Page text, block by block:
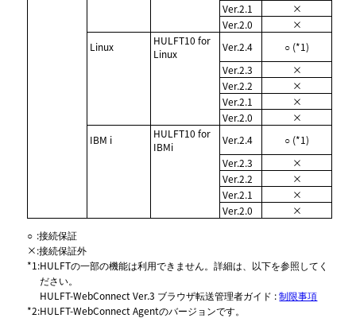
Ver.2.1
×
Ver.2.0
×
Linux
HULFT10 for
Linux
Ver.2.4
○ (*1)
Ver.2.3
×
Ver.2.2
×
Ver.2.1
×
Ver.2.0
×
IBM i
HULFT10 for
IBMi
Ver.2.4
○ (*1)
Ver.2.3
×
Ver.2.2
×
Ver.2.1
×
Ver.2.0
×
○ :接続保証
×:接続保証外
*1:HULFTの一部の機能は利用できません。詳細は、以下を参照してく
ださい。
HULFT-WebConnect Ver.3 ブラウザ転送管理者ガイド :制限事項
*2:HULFT-WebConnect Agentのバージョンです。